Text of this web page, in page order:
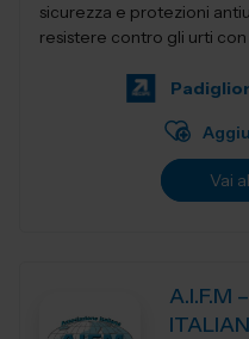
sicurezza e protezioni
resistere contro gli urti
Vai
A.I.F.M